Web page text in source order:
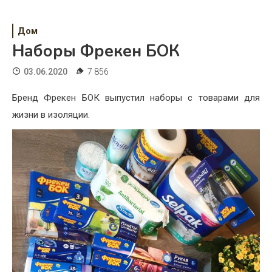
Дети
Свадьба
Хобби
Красота
Недвижимость
Дом
Наборы Фрекен БОК
03.06.2020 7 856
Бренд Фрекен БОК выпустил наборы с товарами для
жизни в изоляции.